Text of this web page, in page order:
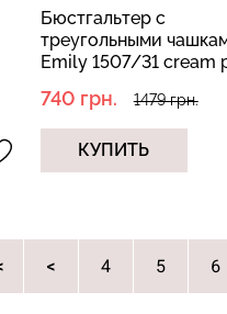
Бюстгальтер с
треугольными
Emily 1507/31 cream
740 грн. 1479 грн.
КУПИТЬ
4 5 6